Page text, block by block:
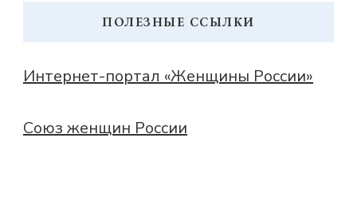
ПОЛЕЗНЫЕ ССЫЛКИ
Интернет-портал «Женщины России»
Союз женщин России